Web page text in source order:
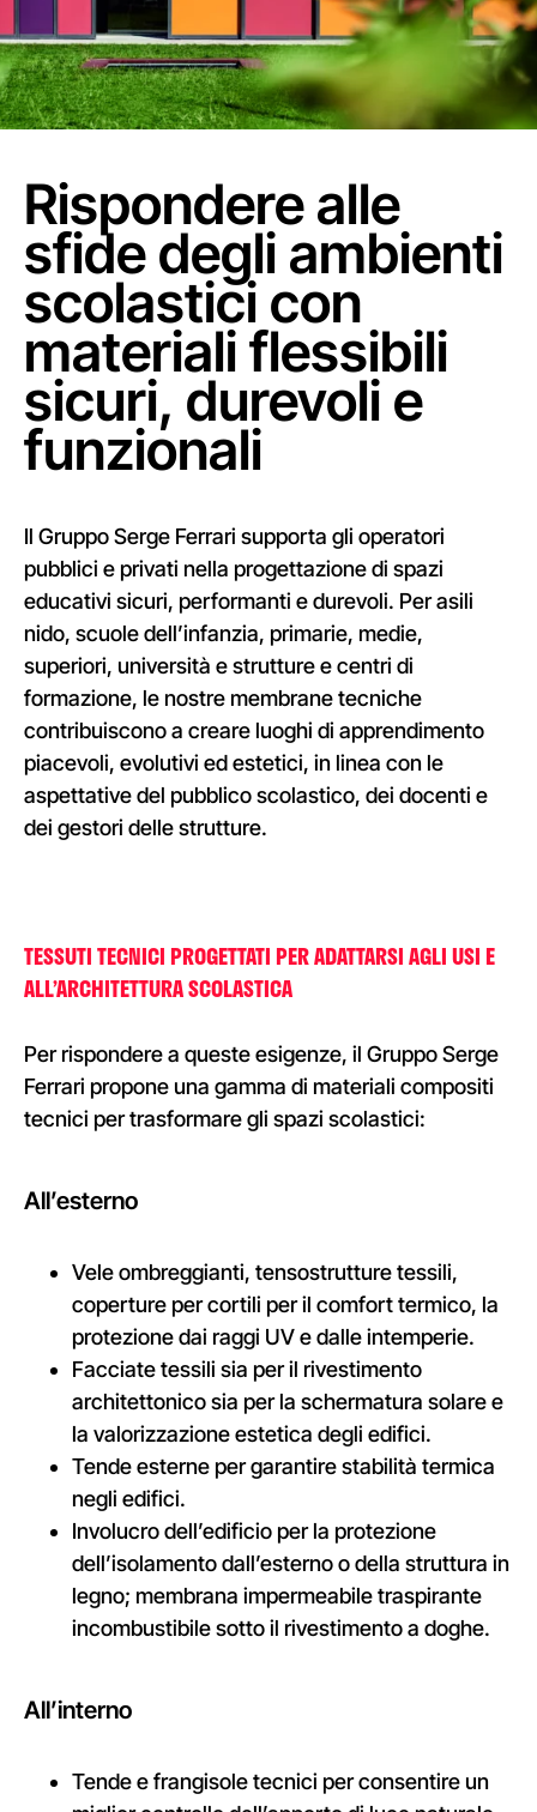
Rispondere alle
sfide degli ambienti
scolastici con
materiali flessibili
sicuri, durevoli e
funzionali
Il Gruppo Serge Ferrari supporta gli operatori
pubblici e privati nella progettazione di spazi
educativi sicuri, performanti e durevoli. Per asili
nido, scuole dell’infanzia, primarie, medie,
superiori, università e strutture e centri di
formazione, le nostre membrane tecniche
contribuiscono a creare luoghi di apprendimento
piacevoli, evolutivi ed estetici, in linea con le
aspettative del pubblico scolastico, dei docenti e
dei gestori delle strutture.
TESSUTI TECNICI PROGETTATI PER ADATTARSI AGLI USI E
ALL’ARCHITETTURA SCOLASTICA
Per rispondere a queste esigenze, il Gruppo Serge
Ferrari propone una gamma di materiali compositi
tecnici per trasformare gli spazi scolastici:
All’esterno
Vele ombreggianti, tensostrutture tessili,
coperture per cortili per il comfort termico, la
protezione dai raggi UV e dalle intemperie.
Facciate tessili sia per il rivestimento
architettonico sia per la schermatura solare e
la valorizzazione estetica degli edifici.
Tende esterne per garantire stabilità termica
negli edifici.
Involucro dell’edificio per la protezione
dell’isolamento dall’esterno o della struttura in
legno; membrana impermeabile traspirante
incombustibile sotto il rivestimento a doghe.
All’interno
Tende e frangisole tecnici per consentire un